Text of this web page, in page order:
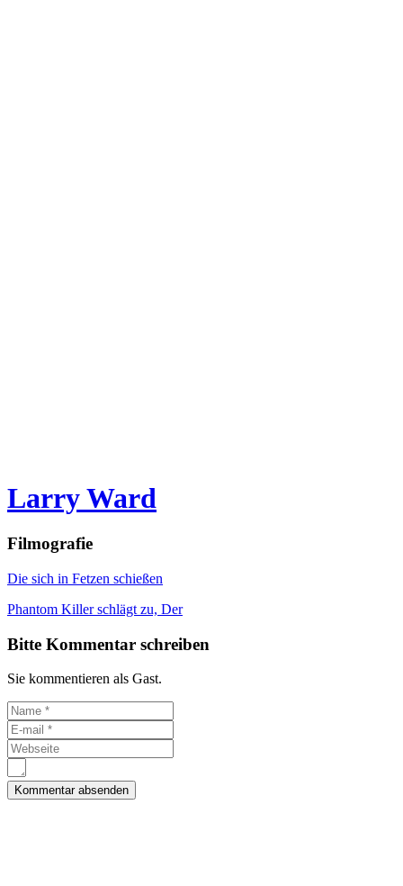
Larry Ward
Filmografie
Die sich in Fetzen schießen
Phantom Killer schlägt zu, Der
Bitte Kommentar schreiben
Sie kommentieren als Gast.